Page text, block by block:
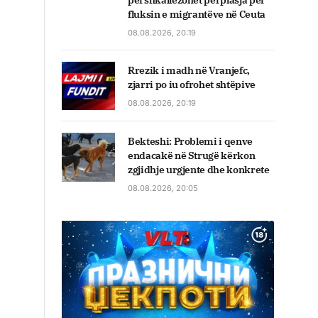
fluksin e migrantëve në Ceuta
08.08.2026, 20:19
Rrezik i madh në Vranjefc,
zjarri po iu ofrohet shtëpive
08.08.2026, 20:19
Bekteshi: Problemi i qenve
endacakë në Strugë kërkon
zgjidhje urgjente dhe konkrete
08.08.2026, 20:05